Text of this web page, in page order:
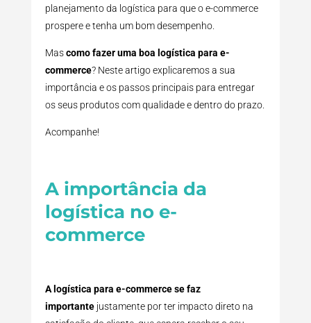
planejamento da logística para que o e-commerce
prospere e tenha um bom desempenho.
Mascomo fazer uma boa logística para e-
commerce? Neste artigo explicaremos a sua
importância e os passos principais para entregar
os seus produtos com qualidade e dentro do prazo.
Acompanhe!
A importância da
logística no e-
commerce
A logística para e-commerce se faz
importantejustamente por ter impacto direto na